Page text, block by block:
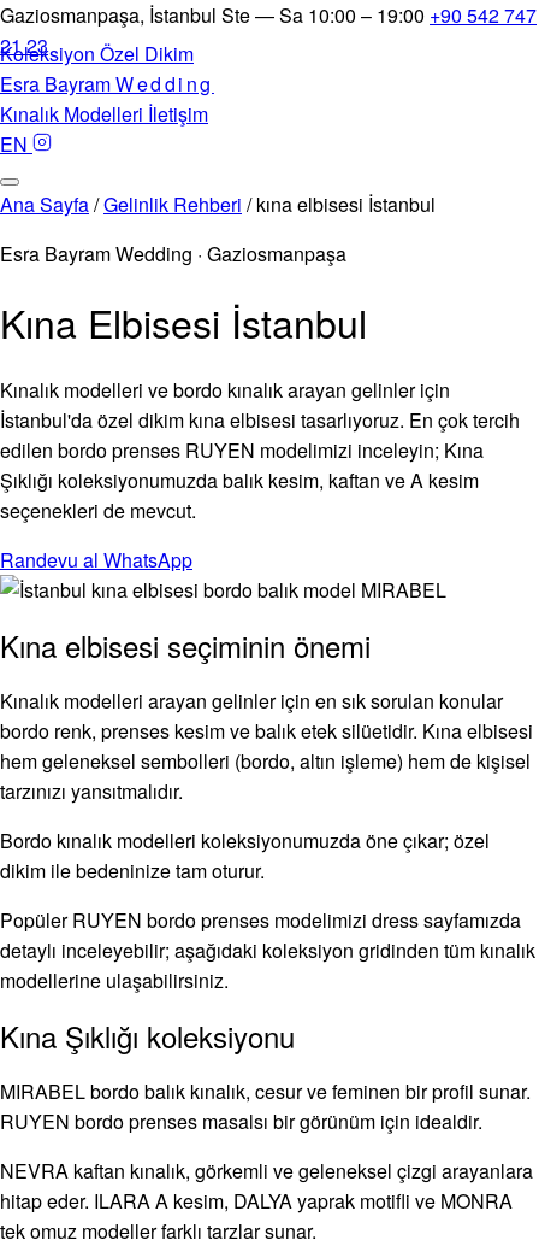
Gaziosmanpaşa, İstanbul Ste — Sa 10:00 – 19:00 +90 542 747
21 23
Koleksiyon Özel Dikim
Esra BayramWedding
Kınalık Modelleri İletişim
EN
Ana Sayfa/Gelinlik Rehberi / kına elbisesi İstanbul
Esra Bayram Wedding · Gaziosmanpaşa
Kına Elbisesi İstanbul
Kınalık modelleri ve bordo kınalık arayan gelinler için
İstanbul'da özel dikim kına elbisesi tasarlıyoruz. En çok tercih
edilen bordo prenses RUYEN modelimizi inceleyin; Kına
Şıklığı koleksiyonumuzda balık kesim, kaftan ve A kesim
seçenekleri de mevcut.
Randevu al WhatsApp
Kına elbisesi seçiminin önemi
Kınalık modelleri arayan gelinler için en sık sorulan konular
bordo renk, prenses kesim ve balık etek silüetidir. Kına elbisesi
hem geleneksel sembolleri (bordo, altın işleme) hem de kişisel
tarzınızı yansıtmalıdır.
Bordo kınalık modelleri koleksiyonumuzda öne çıkar; özel
dikim ile bedeninize tam oturur.
Popüler RUYEN bordo prenses modelimizi dress sayfamızda
detaylı inceleyebilir; aşağıdaki koleksiyon gridinden tüm kınalık
modellerine ulaşabilirsiniz.
Kına Şıklığı koleksiyonu
MIRABEL bordo balık kınalık, cesur ve feminen bir profil sunar.
RUYEN bordo prenses masalsı bir görünüm için idealdir.
NEVRA kaftan kınalık, görkemli ve geleneksel çizgi arayanlara
hitap eder. ILARA A kesim, DALYA yaprak motifli ve MONRA
tek omuz modeller farklı tarzlar sunar.